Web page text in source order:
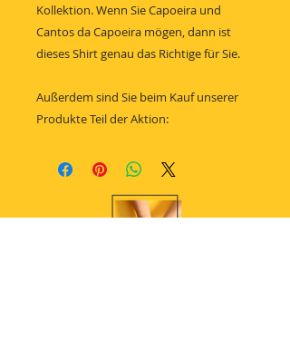
Kollektion. Wenn Sie Capoeira und
Cantos da Capoeira mögen, dann ist
dieses Shirt genau das Richtige für Sie.
Außerdem sind Sie beim Kauf unserer
Produkte Teil der Aktion: